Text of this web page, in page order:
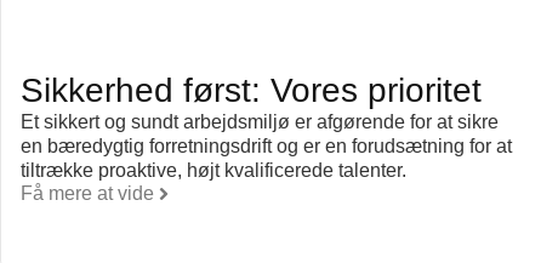
Sikkerhed først: Vores prioritet
Et sikkert og sundt arbejdsmiljø er afgørende for at sikre
en bæredygtig forretningsdrift og er en forudsætning for at
tiltrække proaktive, højt kvalificerede talenter.
Få mere at vide